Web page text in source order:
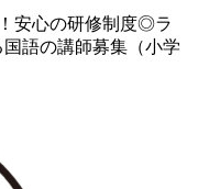
安心の研修制度◎ラ
語の講師募集（小学